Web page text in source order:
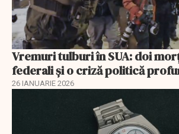
Vremuri tulburi în SUA: doi
federali și o criză politică
26 IANUARIE 2026